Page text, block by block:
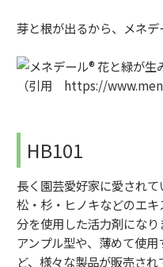
芽と根が出るから、メネデ
（引用 https://
HB101
長く園芸愛好家に愛されて
松・杉・ヒノキなどのエ
分を使用した活力剤になり
アンプル型や、薄めて使
ど、様々な製品が販売され